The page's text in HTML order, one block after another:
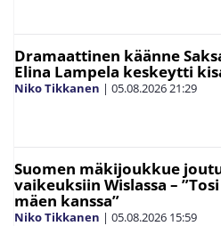
Dramaattinen käänne
Elina Lampela keskeytti
Niko Tikkanen | 05.08.2026 21:29
Suomen mäkijoukkue
vaikeuksiin Wislassa –
mäen kanssa”
Niko Tikkanen | 05.08.2026 15:59